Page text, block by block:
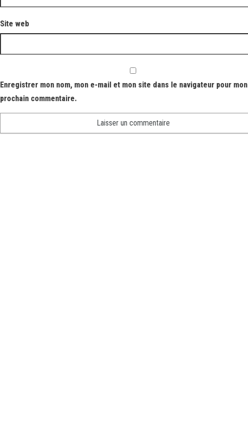
Site web
Enregistrer mon nom, mon e-mail et mon site dans le navigateur pour mon
prochain commentaire.